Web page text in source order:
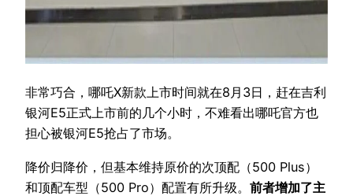
非常巧合，哪吒X新款上市时间就在8月3日，赶在吉利
银河E5正式上市前的几个小时，不难看出哪吒官方也
担心被银河E5抢占了市场。
降价归降价，但基本维持原价的次顶配（500 Plus）
和顶配车型（500 Pro）配置有所升级。 前者增加了主